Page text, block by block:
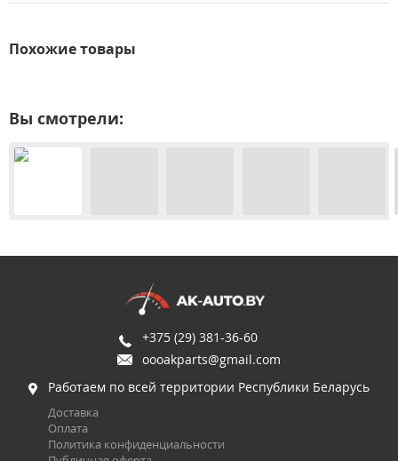
Похожие товары
Вы смотрели:
+375 (29) 381-36-60
oooakparts@gmail.com
Работаем по всей территории Республики Беларусь
Доставка
Оплата
Политика конфиденциальности